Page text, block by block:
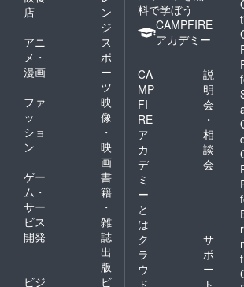
店
ン
ジ
アニ
メ・
漫画
ス
ポ
ー
ツ
ファ
ッ
ショ
ン
映
像
・
映
画
ゲー
ム・
サー
ビス
開発
書
籍
・
雑
誌
出
版
ビジ
ビ
料で学ぼう
CAMPFIRE
アカデミー
CA
MP
FI
RE
ア
カ
デ
ミ
ー
と
は
説
明
会
・
相
談
会
ク
ラ
ウ
サ
ポ
ー
t